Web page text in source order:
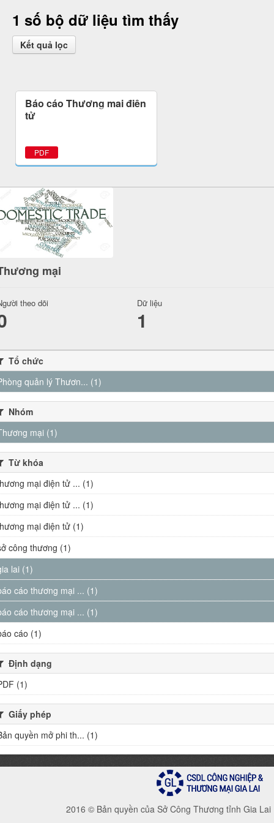
1 số bộ dữ liệu tìm thấy
Kết quả lọc
Báo cáo Thương mại điện
tử
PDF
mại
theo dõi Dữ liệu
1
Tổ chức
quản lý Thươn... (1)
Nhóm
mại (1)
Từ khóa
mại điện tử ... (1)
mại điện tử ... (1)
mại điện tử (1)
công thương (1)
lai (1)
cáo thương mại ... (1)
cáo thương mại ... (1)
cáo (1)
Định dạng
(1)
Giấy phép
quyền mở phi th... (1)
2016 © Bản quyền của Sở Công Thương tỉnh Gia Lai